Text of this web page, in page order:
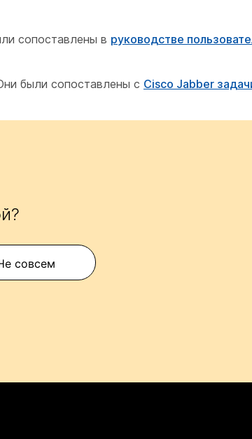
сопоставлены в руководстве
были сопоставлены с Cisco Jabber
совсем